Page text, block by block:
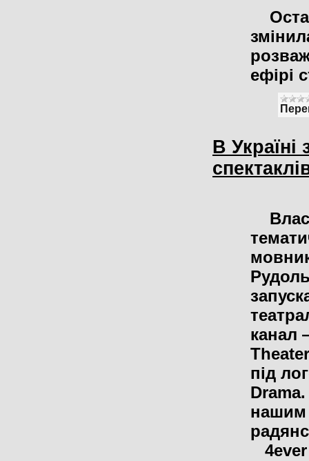
ефірі
В Україні
канал
під
нашим